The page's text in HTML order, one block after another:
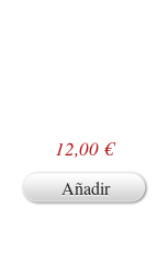
12,00 €
Añadir